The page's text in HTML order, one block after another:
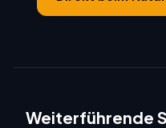
Weiterführende